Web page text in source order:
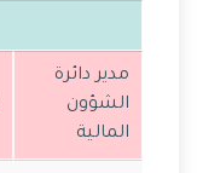
مدير دائرة
الشؤون
المالية